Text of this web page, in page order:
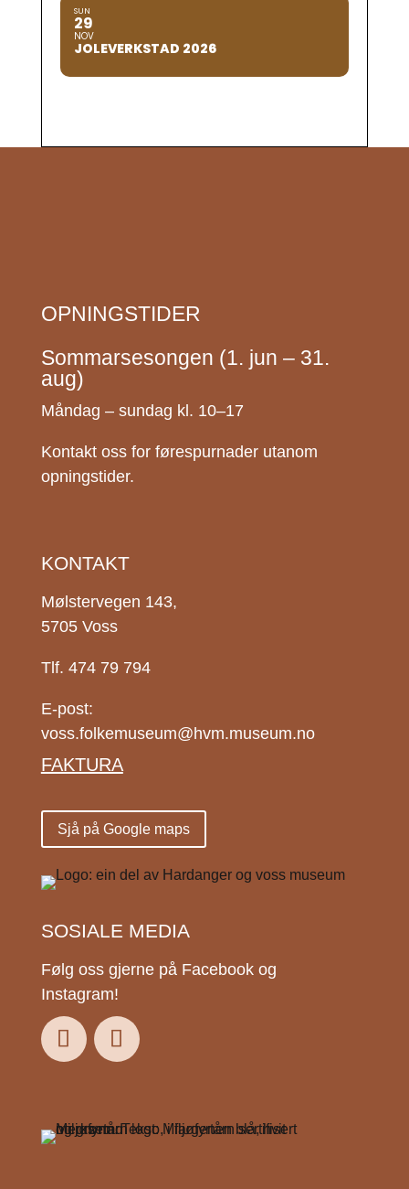
SUN
29
NOV
JOLEVERKSTAD 2026
OPNINGSTIDER
Sommarsesongen (1. jun – 31.
aug)
Måndag – sundag kl. 10–17
Kontakt oss for førespurnader utanom
opningstider.
KONTAKT
Mølstervegen 143,
5705 Voss
Tlf. 474 79 794
E-post:
voss.folkemuseum@hvm.museum.no
FAKTURA
Sjå på Google maps
SOSIALE MEDIA
Følg oss gjerne på Facebook og
Instagram!